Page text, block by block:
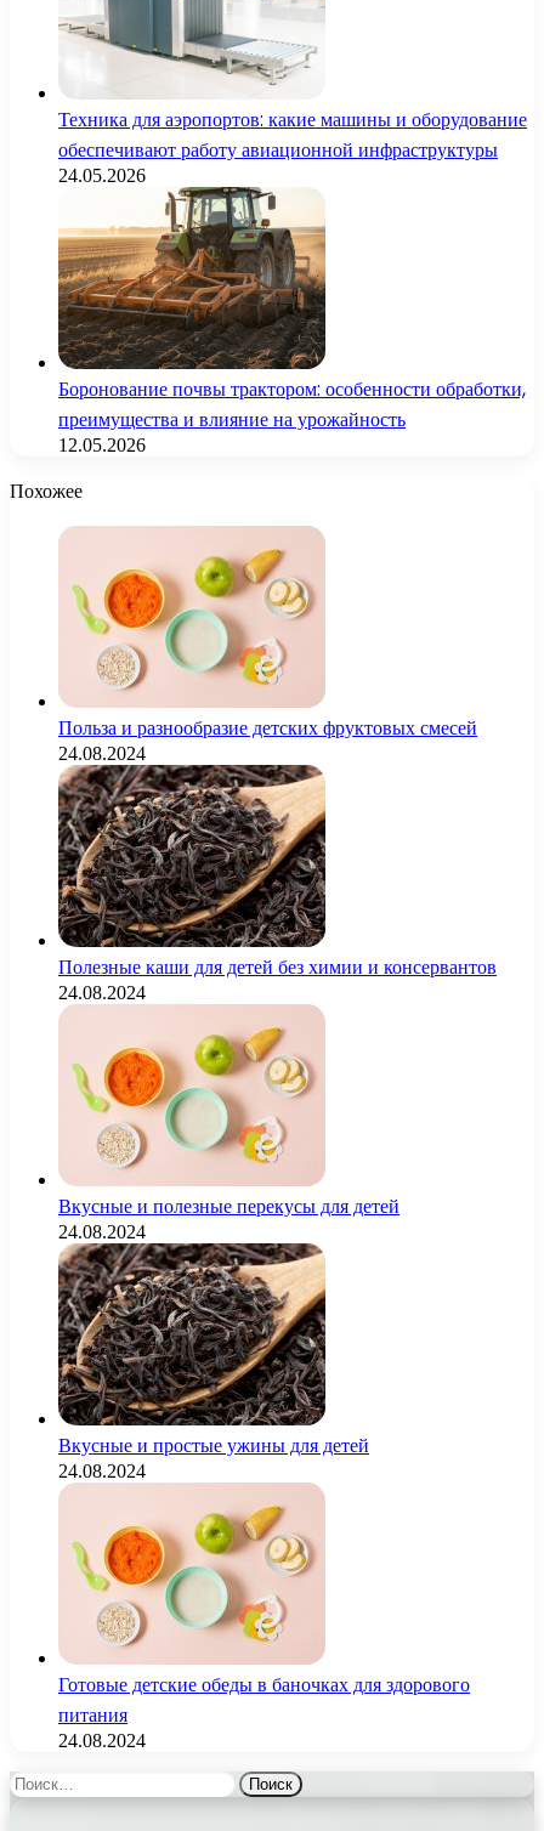
Техника для аэропортов: какие машины и оборудование
обеспечивают работу авиационной инфраструктуры
24.05.2026
Боронование почвы трактором: особенности обработки,
преимущества и влияние на урожайность
12.05.2026
Похожее
Польза и разнообразие детских фруктовых смесей
24.08.2024
Полезные каши для детей без химии и консервантов
24.08.2024
Вкусные и полезные перекусы для детей
24.08.2024
Вкусные и простые ужины для детей
24.08.2024
Готовые детские обеды в баночках для здорового
питания
24.08.2024
Найти: